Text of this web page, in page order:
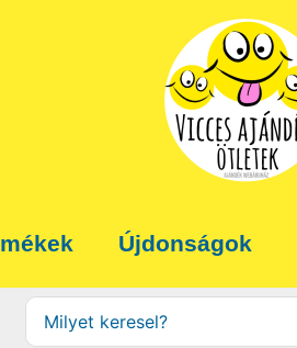
Újdonságok
Search
for: